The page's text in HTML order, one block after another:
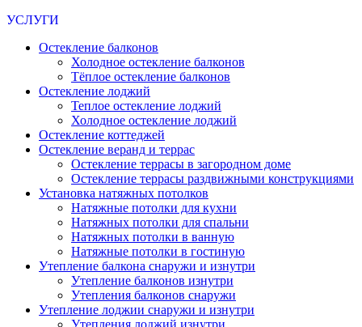
УСЛУГИ
Остекление балконов
Холодное остекление балконов
Тёплое остекление балконов
Остекление лоджий
Теплое остекление лоджий
Холодное остекление лоджий
Остекление коттеджей
Остекление веранд и террас
Остекление террасы в загородном доме
Остекление террасы раздвижными конструкциями
Установка натяжных потолков
Натяжные потолки для кухни
Натяжных потолки для спальни
Натяжных потолки в ванную
Натяжные потолки в гостиную
Утепление балкона снаружи и изнутри
Утепление балконов изнутри
Утепления балконов снаружи
Утепление лоджии снаружи и изнутри
Утепления лоджий изнутри